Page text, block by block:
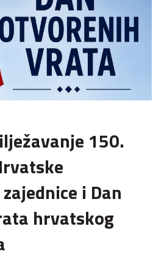
150.
i Dan
hrvatskog